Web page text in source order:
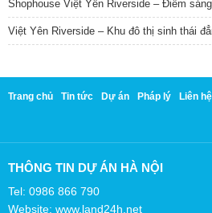
Shophouse Việt Yên Riverside – Điểm
Việt Yên Riverside – Khu đô thị sinh thái
Trang chủ Tin tức Dự án Pháp lý Liên hệ
THÔNG TIN DỰ ÁN HÀ NỘI
Tel: 0986 866 790
Website: www.land24h.net